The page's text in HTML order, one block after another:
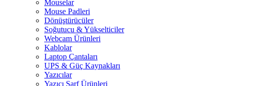
Mouselar
Mouse Padleri
Dönüştürücüler
Soğutucu & Yükselticiler
Webcam Ürünleri
Kablolar
Laptop Çantaları
UPS & Güç Kaynakları
Yazıcılar
Yazıcı Sarf Ürünleri